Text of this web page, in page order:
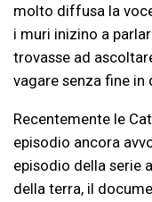
molto diffusa la
i muri inizino a
trovasse ad
vagare senza fine in
Recentemente le
episodio ancora
episodio della serie
della terra, il